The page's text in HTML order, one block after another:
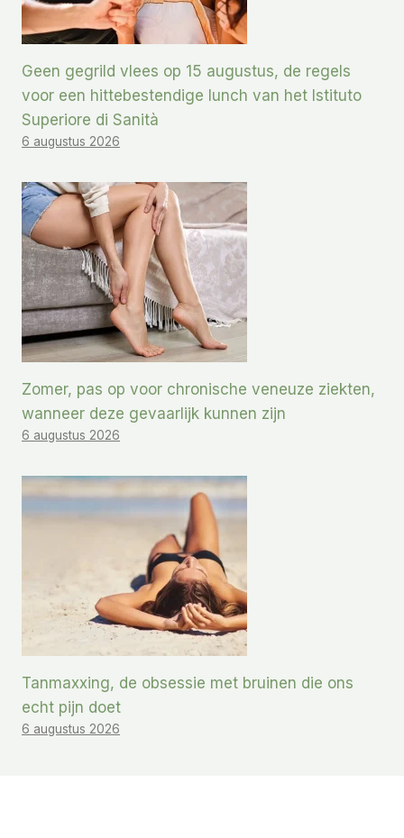
Geen gegrild vlees op 15 augustus, de regels
voor een hittebestendige lunch van het Istituto
Superiore di Sanità
6 augustus 2026
Zomer, pas op voor chronische veneuze ziekten,
wanneer deze gevaarlijk kunnen zijn
6 augustus 2026
Tanmaxxing, de obsessie met bruinen die ons
echt pijn doet
6 augustus 2026